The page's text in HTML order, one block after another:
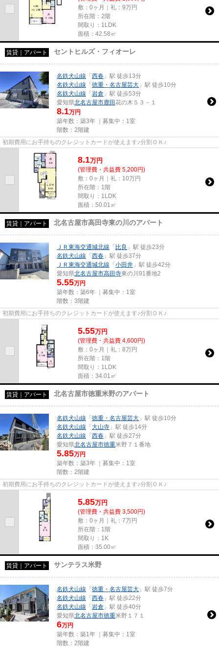
敷：0ヶ月｜礼：9万円
所在階：2階
間取り：1LDK
面積：42.58㎡
賃貸｜アパート セントヒルズ・フィオーレ
名鉄犬山線 「 西春 」駅 徒歩13分
名鉄犬山線 「 徳重・名古屋芸大 」駅 徒歩10分
名鉄犬山線 「 岩倉 」駅 徒歩53分
愛知県北名古屋市鹿田花の木５３－１
8.1万円
築年数：築3年 ｜募集中： 1室
階数：2階建
初期費用にお手持ちのクレジットカードが使えます♪分割ＯＫ♪
8.1万円
(管理費・共益費 5,200円)
敷：0ヶ月｜礼：10万円
所在階：1階
間取り：1LDK
面積：50.01㎡
賃貸｜アパート 北名古屋市高田寺東の川のアパート
ＪＲ東海交通城北線 「 比良 」駅 徒歩23分
名鉄犬山線 「 西春 」駅 徒歩37分
ＪＲ東海交通城北線 「 小田井 」駅 徒歩42分
愛知県北名古屋市高田寺東の川91番地2
5.55万円
築年数：築6年 ｜募集中： 1室
階数：3階建
初期費用にお手持ちのクレジットカードが使えます♪分割ＯＫ♪
5.55万円
(管理費・共益費 4,600円)
敷：0ヶ月｜礼：8万円
所在階：1階
間取り：1LDK
面積：34.01㎡
賃貸｜アパート 北名古屋市徳重米野のアパート
名鉄犬山線 「 徳重・名古屋芸大 」駅 徒歩10分
名鉄犬山線 「 大山寺 」駅 徒歩14分
名鉄犬山線 「 西春 」駅 徒歩27分
愛知県北名古屋市徳重米野７１番地
5.85万円
築年数：築3年 ｜募集中： 1室
階数：2階建
初期費用にお手持ちのクレジットカードが使えます♪分割ＯＫ♪
5.85万円
(管理費・共益費 3,500円)
敷：0ヶ月｜礼：7万円
所在階：1階
間取り：1K
面積：35.00㎡
賃貸｜アパート サンテラス米野
名鉄犬山線 「 徳重・名古屋芸大 」駅 徒歩7分
名鉄犬山線 「 西春 」駅 徒歩22分
名鉄犬山線 「 岩倉 」駅 徒歩40分
愛知県北名古屋市徳重米野１７１
6万円
築年数：築1年 ｜募集中： 1室
階数：2階建